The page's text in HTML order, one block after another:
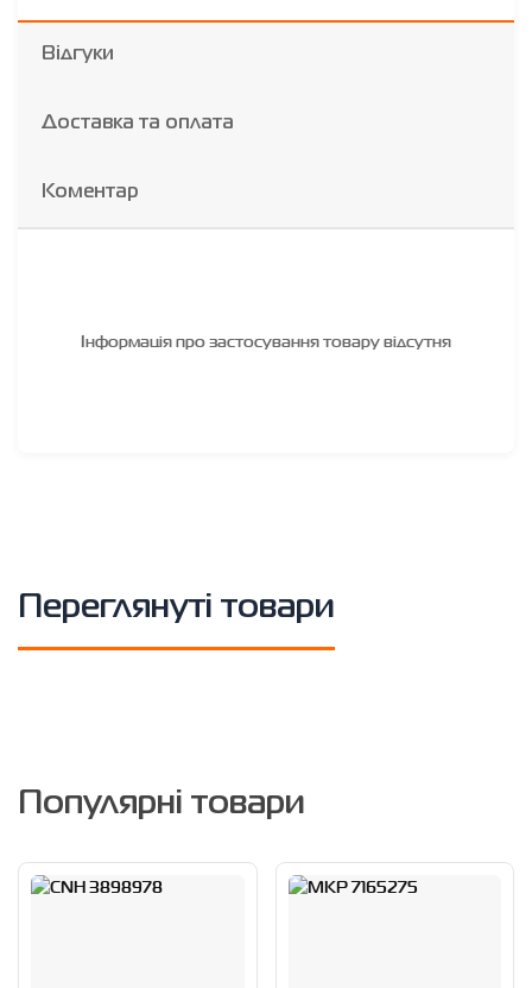
Відгуки
Доставка та оплата
Коментар
Інформація про застосування товару відсутня
Переглянуті товари
Популярні товари